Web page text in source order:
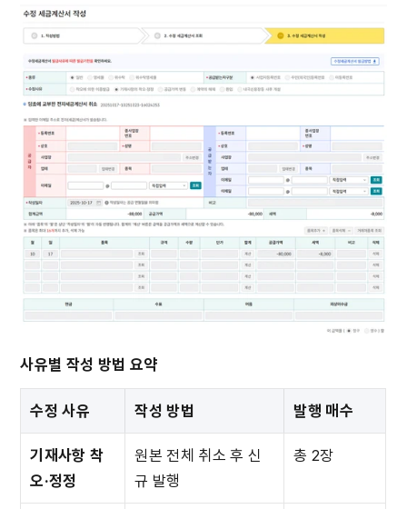
사유별 작성 방법 요약
수정 사유 작성 방법 발행 매수
기재사항 착
오·정정
원본 전체 취소 후 신
규 발행
총 2장